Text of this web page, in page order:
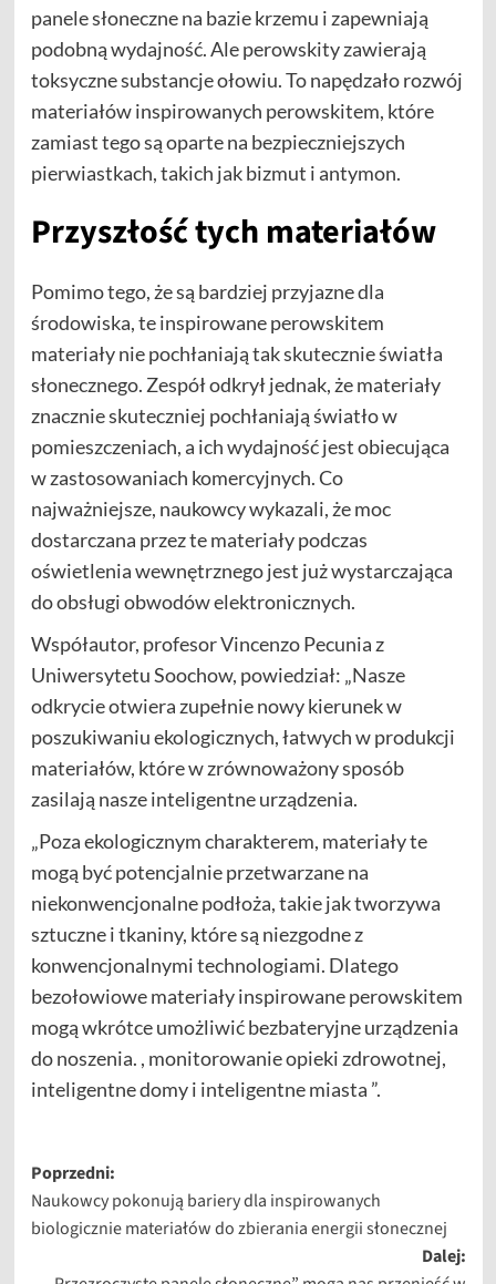
panele słoneczne na bazie krzemu i zapewniają
podobną wydajność. Ale perowskity zawierają
toksyczne substancje ołowiu. To napędzało rozwój
materiałów inspirowanych perowskitem, które
zamiast tego są oparte na bezpieczniejszych
pierwiastkach, takich jak bizmut i antymon.
Przyszłość tych materiałów
Pomimo tego, że są bardziej przyjazne dla
środowiska, te inspirowane perowskitem
materiały nie pochłaniają tak skutecznie światła
słonecznego. Zespół odkrył jednak, że materiały
znacznie skuteczniej pochłaniają światło w
pomieszczeniach, a ich wydajność jest obiecująca
w zastosowaniach komercyjnych. Co
najważniejsze, naukowcy wykazali, że moc
dostarczana przez te materiały podczas
oświetlenia wewnętrznego jest już wystarczająca
do obsługi obwodów elektronicznych.
Współautor, profesor Vincenzo Pecunia z
Uniwersytetu Soochow, powiedział: „Nasze
odkrycie otwiera zupełnie nowy kierunek w
poszukiwaniu ekologicznych, łatwych w produkcji
materiałów, które w zrównoważony sposób
zasilają nasze inteligentne urządzenia.
„Poza ekologicznym charakterem, materiały te
mogą być potencjalnie przetwarzane na
niekonwencjonalne podłoża, takie jak tworzywa
sztuczne i tkaniny, które są niezgodne z
konwencjonalnymi technologiami. Dlatego
bezołowiowe materiały inspirowane perowskitem
mogą wkrótce umożliwić bezbateryjne urządzenia
do noszenia. , monitorowanie opieki zdrowotnej,
inteligentne domy i inteligentne miasta ”.
Zobacz
wpisy
Poprzedni:
Naukowcy pokonują bariery dla inspirowanych
biologicznie materiałów do zbierania energii słonecznej
Dalej: